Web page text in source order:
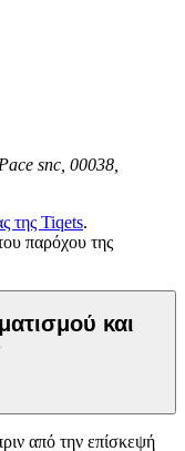
snc, 00038,
της Tiqets.
παρόχου της
και
από την επίσκεψή